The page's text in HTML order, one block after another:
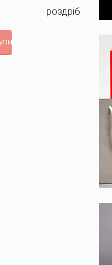
роздріб